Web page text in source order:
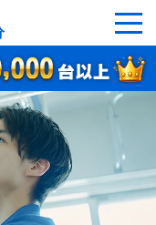
収可能なエアコン
回収の流れ
運営会社